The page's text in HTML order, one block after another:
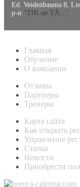
Ed. Veidenbauma 8,
р-н "TIK un TĀ..."
Главная
Обучение
О компании
Отзывы
Партнеры
Тренеры
Карта сайта
Как открыть
Управление
Статьи
Новости
Приобрести